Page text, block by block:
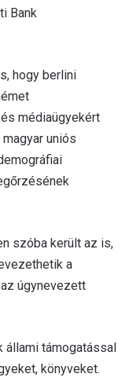
Bank
hogy berlini
médiaügyekért
uniós
szóba került az is,
a
úgynevezett
állami támogatással
könyveket.